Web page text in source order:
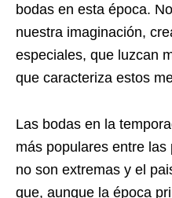
bodas en esta época.
nuestra imaginación,
especiales, que luzcan
que caracteriza estos
Las bodas en la
más populares entre
no son extremas y el
que, aunque la época